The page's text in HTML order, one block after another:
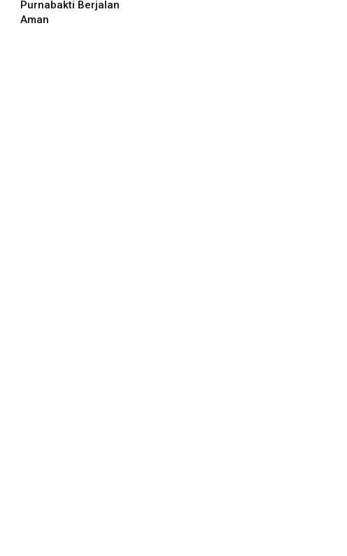
Purnabakti Berjalan
Aman